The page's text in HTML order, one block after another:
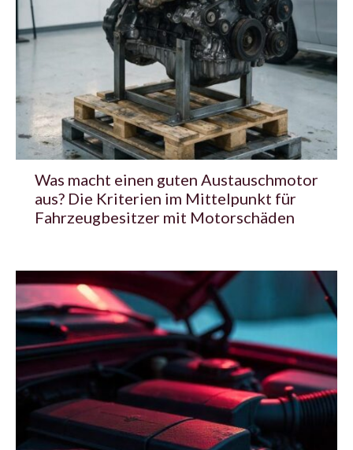
Was macht einen guten Austauschmotor
aus? Die Kriterien im Mittelpunkt für
Fahrzeugbesitzer mit Motorschäden